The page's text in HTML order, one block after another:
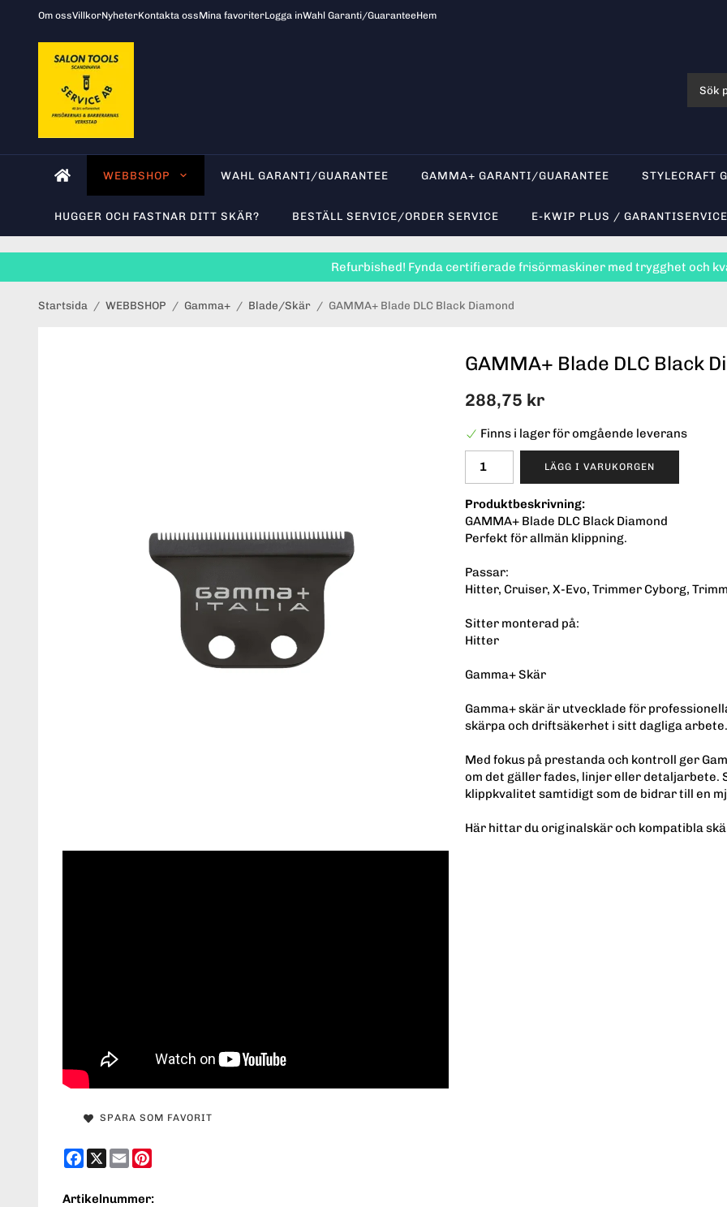
Om ossVillkorNyheterKontakta ossMina favoriterLogga inWahl Garanti/GuaranteeHem
WEBBSHOP WAHL GARANTI/GUARANTEE GAMMA+ GARANTI/GUARANTEE STYLECRAFT
HUGGER OCH FASTNAR DITT SKÄR? BESTÄLL SERVICE/ORDER SERVICE E-KWIP PLUS /
Refurbished! Fynda certifierade frisörmaskiner med trygghet och
Startsida / WEBBSHOP / Gamma+ / Blade/Skär / GAMMA+ Blade DLC Black Diamond
GAMMA+ Blade DLC Black
288,75 kr
Finns i lager för omgående leverans
LÄGG I VARUKORGEN
Produktbeskrivning:
GAMMA+ Blade DLC Black Diamond
Perfekt för allmän klippning.
Passar:
Hitter, Cruiser, X-Evo, Trimmer Cyborg,
Sitter monterad på:
Hitter
Gamma+ Skär
Gamma+ skär är utvecklade för
skärpa och driftsäkerhet i sitt dagliga arbete.
Med fokus på prestanda och kontroll ger
om det gäller fades, linjer eller
klippkvalitet samtidigt som de bidrar till en
Här hittar du originalskär och kompatibla
SPARA SOM FAVORIT
Facebook
X Email
Artikelnummer: